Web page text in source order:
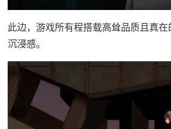
此边，游戏所有程搭载高耸品质且真
沉浸感。